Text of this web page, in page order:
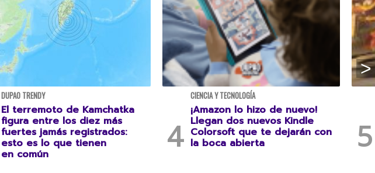
DUPAO TRENDY
El terremoto de Kamchatka
figura entre los diez más
fuertes jamás registrados:
esto es lo que tienen
en común
CIENCIA Y TECNOLOGÍA
¡Amazon lo hizo de nuevo!
Llegan dos nuevos Kindle
Colorsoft que te dejarán con
la boca abierta